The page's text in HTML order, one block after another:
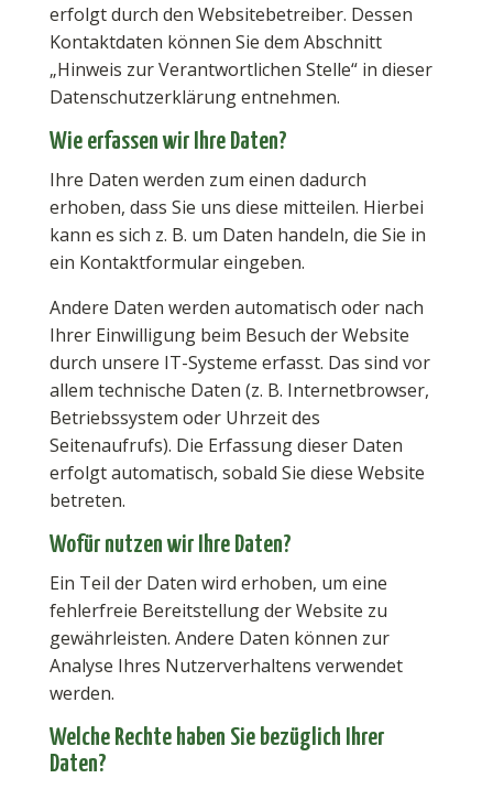
erfolgt durch den Websitebetreiber. Dessen
Kontaktdaten können Sie dem Abschnitt
„Hinweis zur Verantwortlichen Stelle“ in dieser
Datenschutzerklärung entnehmen.
Wie erfassen wir Ihre Daten?
Ihre Daten werden zum einen dadurch
erhoben, dass Sie uns diese mitteilen. Hierbei
kann es sich z. B. um Daten handeln, die Sie in
ein Kontaktformular eingeben.
Andere Daten werden automatisch oder nach
Ihrer Einwilligung beim Besuch der Website
durch unsere IT-Systeme erfasst. Das sind vor
allem technische Daten (z. B. Internetbrowser,
Betriebssystem oder Uhrzeit des
Seitenaufrufs). Die Erfassung dieser Daten
erfolgt automatisch, sobald Sie diese Website
betreten.
Wofür nutzen wir Ihre Daten?
Ein Teil der Daten wird erhoben, um eine
fehlerfreie Bereitstellung der Website zu
gewährleisten. Andere Daten können zur
Analyse Ihres Nutzerverhaltens verwendet
werden.
Welche Rechte haben Sie bezüglich Ihrer
Daten?